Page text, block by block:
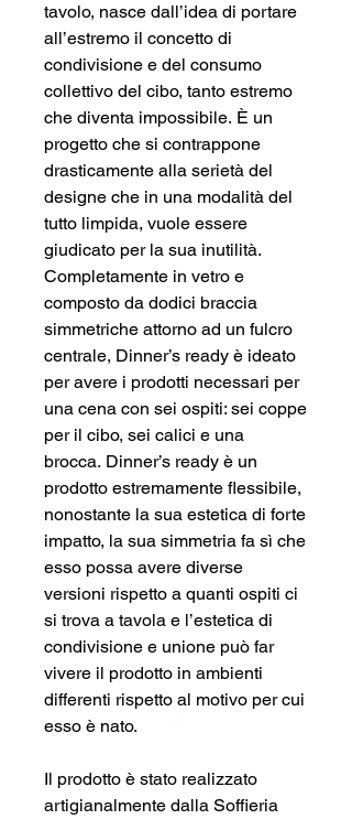
tavolo, nasce dall’idea di portare
all’estremo il concetto di
condivisione e del consumo
collettivo del cibo, tanto estremo
che diventa impossibile. È un
progetto che si contrappone
drasticamente alla serietà del
designe che in una modalità del
tutto limpida, vuole essere
giudicato per la sua inutilità.
Completamente in vetro e
composto da dodici braccia
simmetriche attorno ad un fulcro
centrale, Dinner’s ready è ideato
per avere i prodotti necessari per
una cena con sei ospiti: sei coppe
per il cibo, sei calici e una
brocca. Dinner’s ready è un
prodotto estremamente flessibile,
nonostante la sua estetica di forte
impatto, la sua simmetria fa sì che
esso possa avere diverse
versioni rispetto a quanti ospiti ci
si trova a tavola e l’estetica di
condivisione e unione può far
vivere il prodotto in ambienti
differenti rispetto al motivo per cui
esso è nato.
Il prodotto è stato realizzato
artigianalmente dalla Soffieria